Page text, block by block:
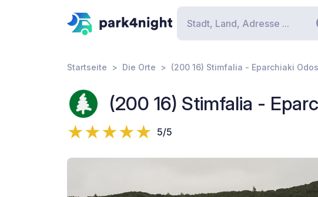
Startseite Die Orte (200 16) Stimfalia - Eparchiaki
(200 16) Stimfalia -
5/5